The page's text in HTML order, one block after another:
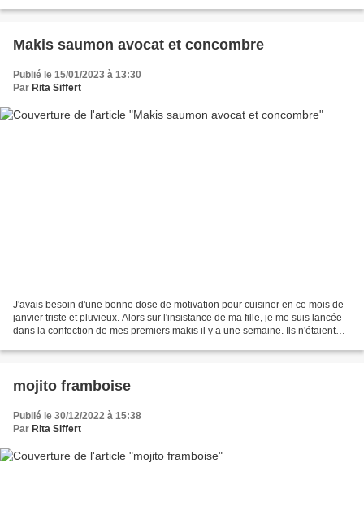
Makis saumon avocat et concombre
Publié le 15/01/2023 à 13:30
Par Rita Siffert
J'avais besoin d'une bonne dose de motivation pour cuisiner en ce mois de
janvier triste et pluvieux. Alors sur l'insistance de ma fille, je me suis lancée
dans la confection de mes premiers makis il y a une semaine. Ils n'étaient
mojito framboise
Publié le 30/12/2022 à 15:38
Par Rita Siffert